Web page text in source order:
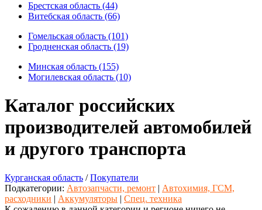
Брестская область (44)
Витебская область (66)
Гомельская область (101)
Гродненская область (19)
Минская область (155)
Могилевская область (10)
Каталог российских
производителей автомобилей
и другого транспорта
Курганская область /Покупатели
Подкатегории: Автозапчасти, ремонт | Автохимия, ГСМ,
расходники | Аккумуляторы | Спец. техника